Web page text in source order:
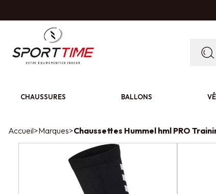
CHAUSSURES BALLONS
Accueil>Marques>Chaussettes Hummel hml PRO